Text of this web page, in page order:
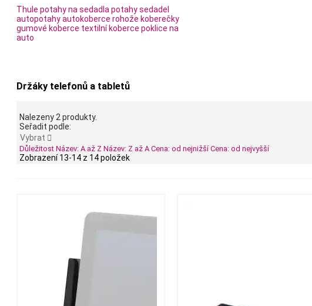
Thule potahy na sedadla potahy sedadel
autopotahyautokoberce rohože koberečky
gumové koberce textilní koberce poklice na
auto
Držáky telefonů a tabletů
Nalezeny 2 produkty.
Seřadit podle:
Vybrat 
Důležitost Název: A až Z Název: Z až A Cena: od nejnižšíCena: od nejvyšší
Zobrazení 13-14 z 14 položek